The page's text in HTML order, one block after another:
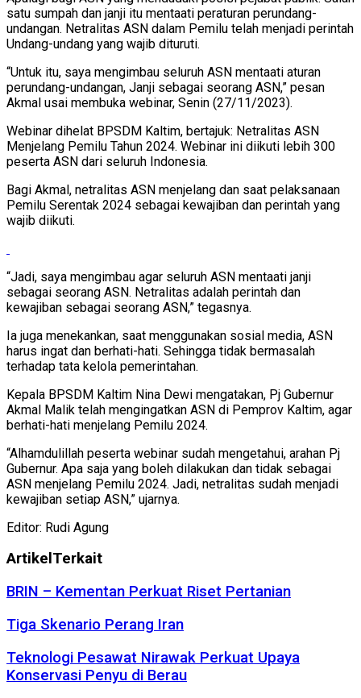
satu sumpah dan janji itu mentaati peraturan perundang-
undangan. Netralitas ASN dalam Pemilu telah menjadi perintah
Undang-undang yang wajib dituruti.
“Untuk itu, saya mengimbau seluruh ASN mentaati aturan
perundang-undangan, Janji sebagai seorang ASN,” pesan
Akmal usai membuka webinar, Senin (27/11/2023).
Webinar dihelat BPSDM Kaltim, bertajuk: Netralitas ASN
Menjelang Pemilu Tahun 2024. Webinar ini diikuti lebih 300
peserta ASN dari seluruh Indonesia.
Bagi Akmal, netralitas ASN menjelang dan saat pelaksanaan
Pemilu Serentak 2024 sebagai kewajiban dan perintah yang
wajib diikuti.
“Jadi, saya mengimbau agar seluruh ASN mentaati janji
sebagai seorang ASN. Netralitas adalah perintah dan
kewajiban sebagai seorang ASN,” tegasnya.
Ia juga menekankan, saat menggunakan sosial media, ASN
harus ingat dan berhati-hati. Sehingga tidak bermasalah
terhadap tata kelola pemerintahan.
Kepala BPSDM Kaltim Nina Dewi mengatakan, Pj Gubernur
Akmal Malik telah mengingatkan ASN di Pemprov Kaltim, agar
berhati-hati menjelang Pemilu 2024.
“Alhamdulillah peserta webinar sudah mengetahui, arahan Pj
Gubernur. Apa saja yang boleh dilakukan dan tidak sebagai
ASN menjelang Pemilu 2024. Jadi, netralitas sudah menjadi
kewajiban setiap ASN,” ujarnya.
Editor: Rudi Agung
ArtikelTerkait
BRIN – Kementan Perkuat Riset Pertanian
Tiga Skenario Perang Iran
Teknologi Pesawat Nirawak Perkuat Upaya
Konservasi Penyu di Berau